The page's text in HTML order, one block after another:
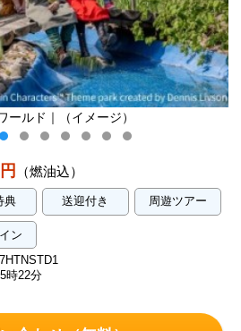
ールド｜（イメージ）
（燃油込）
典 送迎付き 周遊ツアー
ン
時22分